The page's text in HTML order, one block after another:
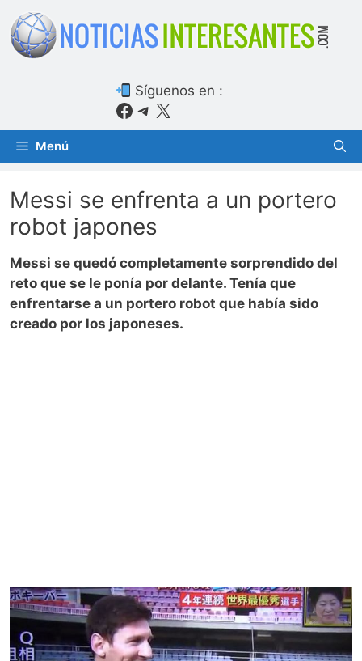
Saltar
contenido
Síguenos en :
Facebook
Telegram
X
Menú
Messi se enfrenta a un portero
robot japones
Messi se quedó completamente sorprendido del
reto que se le ponía por delante. Tenía que
enfrentarse a un portero robot que había sido
creado por los japoneses.